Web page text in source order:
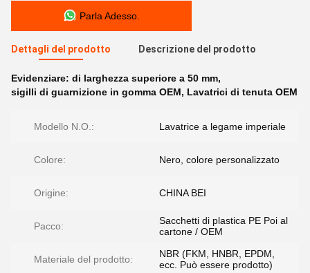
Parla Adesso.
Dettagli del prodotto Descrizione del prodotto
Evidenziare: di larghezza superiore a 50 mm,
sigilli di guarnizione in gomma OEM, Lavatrici di tenuta OEM
Modello N.O.: Lavatrice a legame imperiale
Colore: Nero, colore personalizzato
Origine: CHINA BEI
Pacco:
Sacchetti di plastica PE Poi al
cartone / OEM
Materiale del prodotto:
NBR (FKM, HNBR, EPDM,
ecc. Può essere prodotto)